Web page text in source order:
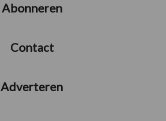
Abonneren
Contact
Adverteren